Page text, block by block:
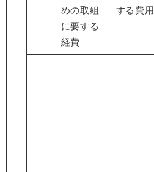
めの取組
に要する
経費
する費用